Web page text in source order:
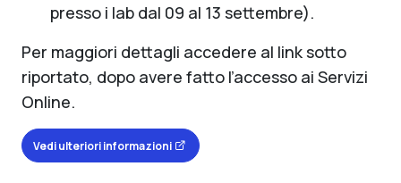
presso i lab dal 09 al 13 settembre).
Per maggiori dettagli accedere al link sotto
riportato, dopo avere fatto l’accesso ai Servizi
Online.
Vedi ulteriori informazioni